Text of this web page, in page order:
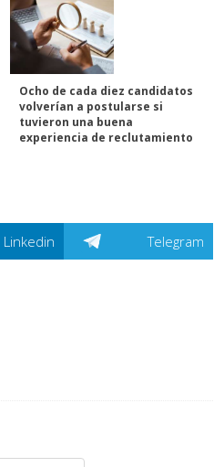
Ocho de cada diez candidatos
volverían a postularse si
tuvieron una buena
experiencia de reclutamiento
Linkedin Telegram